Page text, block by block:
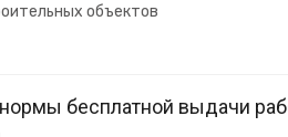
объектов
бесплатной выдачи